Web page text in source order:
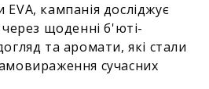
кампанія досліджує
через щоденні б'юті-
та аромати, які стали
сучасних